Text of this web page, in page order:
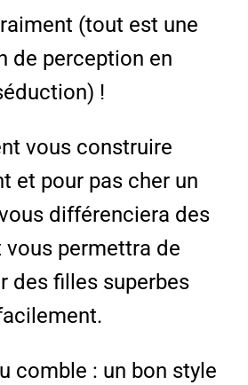
(tout est une
de perception en
!
vous construire
et pour pas cher un
différenciera des
vous permettra de
des filles superbes
comble : un bon style